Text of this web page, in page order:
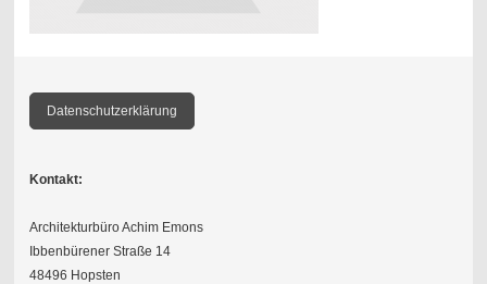
Datenschutzerklärung
Kontakt:
Architekturbüro Achim Emons
Ibbenbürener Straße 14
48496 Hopsten